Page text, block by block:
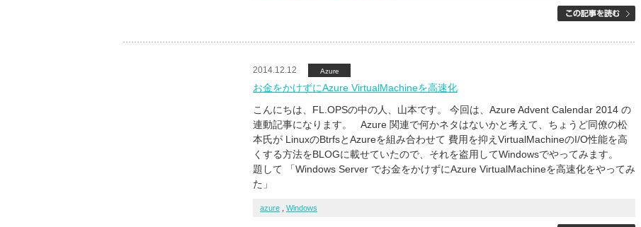
2014.12.12 Azure
お金をかけずにAzure VirtualMachineを高速化
こんにちは、FL.OPSの中の人、山本です。 今回は、Azure Advent Calendar 2014 の
連動記事になります。 Azure 関連で何かネタはないかと考えて、ちょうど同僚の松
本氏が LinuxのBtrfsとAzureを組み合わせて 費用を抑えVirtualMachineのI/O性能を高
くする方法をBLOGに載せていたので、それを盗用してWindowsでやってみます。
題して 「Windows Server でお金をかけずにAzure VirtualMachineを高速化をやってみ
た」
azure Windows